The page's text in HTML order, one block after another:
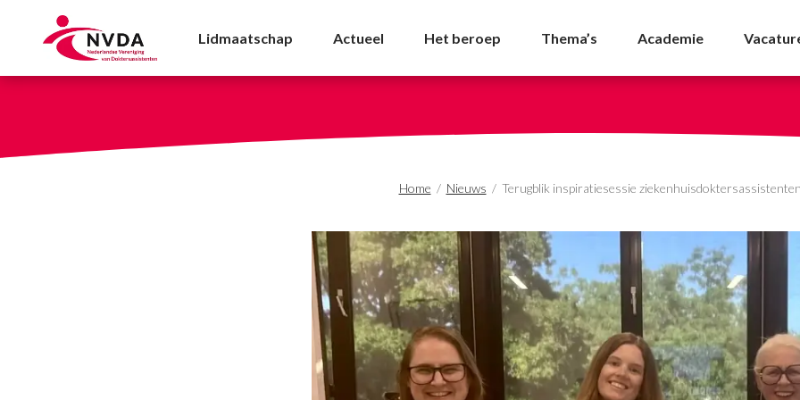
Terugblik inspiratiesessie
Lidmaatschap Actueel Het beroep Thema’s Academie
Home / Nieuws / Terugblik inspiratiesessie ziekenhuisdoktersassistenten